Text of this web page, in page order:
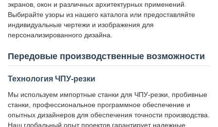
экранов, окон и различных архитектурных применений.
Выбирайте узоры из нашего каталога или предоставляйте
индивидуальные чертежи и изображения для
персонализированного дизайна.
Передовые производственные возможности
Технология ЧПУ-резки
Мы используем импортные станки для ЧПУ-резки, пробивные
станки, профессиональное программное обеспечение и
опытных дизайнеров для обеспечения точности производства.
Наш глобальный опыт проектов гарантирует надежные